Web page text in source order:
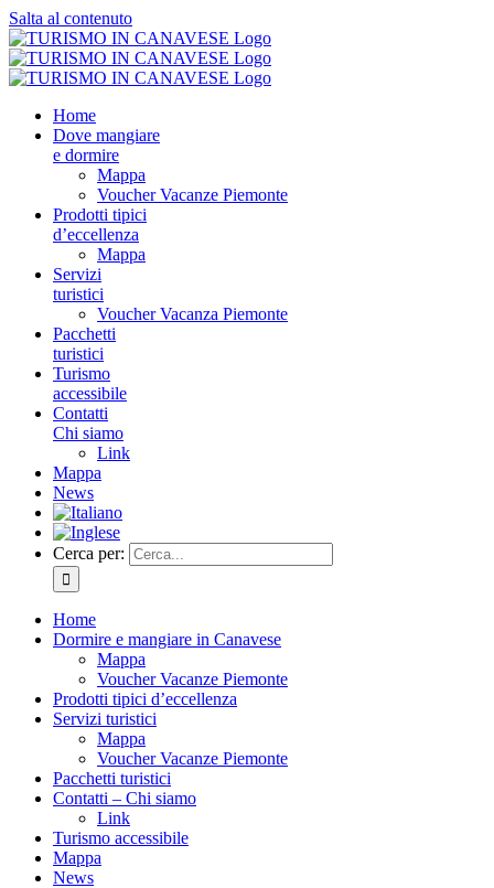
Salta al contenuto
Home
Dove mangiare
e dormire
Mappa
Voucher Vacanze Piemonte
Prodotti tipici
d’eccellenza
Mappa
Servizi
turistici
Voucher Vacanza Piemonte
Pacchetti
turistici
Turismo
accessibile
Contatti
Chi siamo
Link
Mappa
News
Cerca per:
Home
Dormire e mangiare in Canavese
Mappa
Voucher Vacanze Piemonte
Prodotti tipici d’eccellenza
Servizi turistici
Mappa
Voucher Vacanze Piemonte
Pacchetti turistici
Contatti – Chi siamo
Link
Turismo accessibile
Mappa
News